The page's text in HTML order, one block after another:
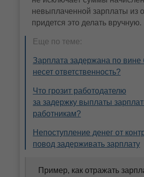
невыплаченной зарплаты из
придется это делать вручную.
Еще по теме:
Зарплата задержана по вине
несет ответственность?
Что грозит работодателю
за задержку выплаты
работникам?
Непоступление денег от
повод задерживать зарплату
Пример, как отражать